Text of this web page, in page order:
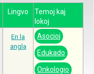
Lingvo
Temoj kaj
lokoj
En la
angla
Asocioj
Edukado
Onkologio